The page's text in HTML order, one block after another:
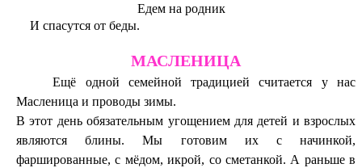
Едем на родник
И спасутся от беды.
МАСЛЕНИЦА
Ещё одной семейной традицией считается у нас
Масленица и проводы зимы.
В этот день обязательным угощением для детей и взрослых
являются блины. Мы готовим их с начинкой,
фаршированные, с мёдом, икрой, со сметанкой. А раньше в